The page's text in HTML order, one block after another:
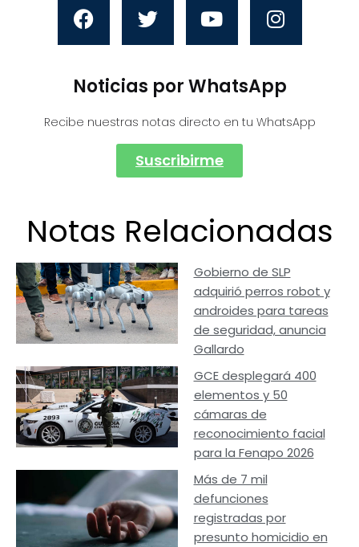
Noticias por WhatsApp
Recibe nuestras notas directo en tu WhatsApp
Suscribirme
Notas Relacionadas
Gobierno de SLP
adquirió perros robot y
androides para tareas
de seguridad, anuncia
Gallardo
GCE desplegará 400
elementos y 50
cámaras de
reconocimiento facial
para la Fenapo 2026
Más de 7 mil
defunciones
registradas por
presunto homicidio en